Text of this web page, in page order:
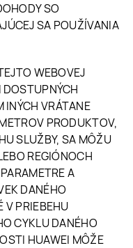
SO
SA POUŽÍVANIA
WEBOVEJ
INÝCH VRÁTANE
PRODUKTOV,
SLUŽBY, SA MÔŽU
REGIÓNOCH
A
DANÉHO
V PRIEBEHU
CYKLU DANÉHO
HUAWEI MÔŽE